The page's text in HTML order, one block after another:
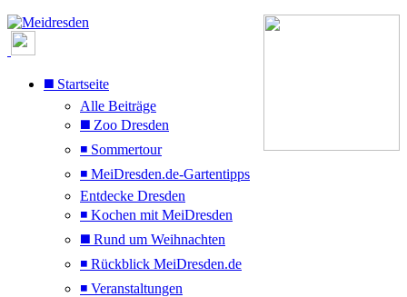
◼️ Startseite
Alle Beiträge
◼️ Zoo Dresden
◾ Sommertour
◾ MeiDresden.de-Gartentipps
Entdecke Dresden
◾ Kochen mit MeiDresden
◼️ Rund um Weihnachten
◾ Rückblick MeiDresden.de
◾ Veranstaltungen